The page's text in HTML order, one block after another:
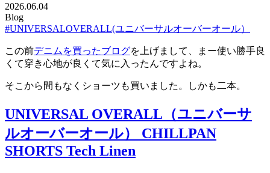
2026.06.04
Blog
#UNIVERSALOVERALL(ユニバーサルオーバーオール）
この前デニムを買ったブログを上げまして、まー使い勝手良
くて穿き心地が良くて気に入ったんですよね。
そこから間もなくショーツも買いました。しかも二本。
UNIVERSAL OVERALL（ユニバーサ
ルオーバーオール） CHILLPAN
SHORTS Tech Linen